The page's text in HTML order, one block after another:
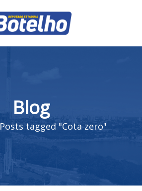
Blog
Posts tagged "Cota zero"